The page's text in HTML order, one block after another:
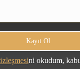
ni okudum,